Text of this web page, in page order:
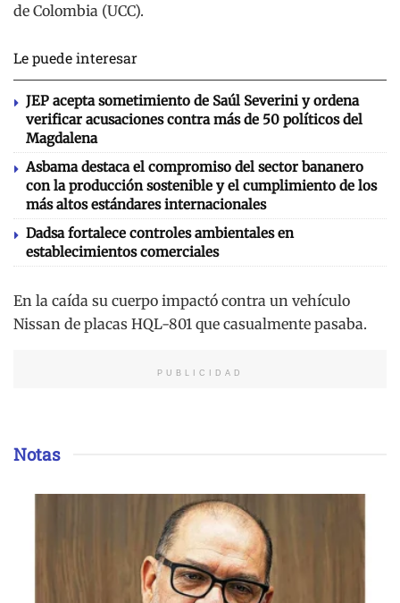
de Colombia (UCC).
Le puede interesar
JEP acepta sometimiento de Saúl Severini y ordena
verificar acusaciones contra más de 50 políticos del
Magdalena
Asbama destaca el compromiso del sector bananero
con la producción sostenible y el cumplimiento de los
más altos estándares internacionales
Dadsa fortalece controles ambientales en
establecimientos comerciales
En la caída su cuerpo impactó contra un vehículo
Nissan de placas HQL-801 que casualmente pasaba.
PUBLICIDAD
Notas